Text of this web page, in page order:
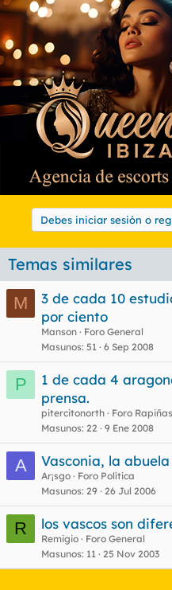
Debes iniciar sesión o
Temas similares
M
3 de cada 10
por ciento
Manson
Foro General
Masunos 51 6 Sep 2008
P
1 de cada 4
prensa.
pitercitonorth
Foro Rapiñas
Masunos 22 9 Ene 2008
A Vasconia, la
Ar¡sgo
Foro Política
Masunos 29 26 Jul 2006
R los vascos son
Remigio
Foro General
Masunos 11 25 Nov 2003